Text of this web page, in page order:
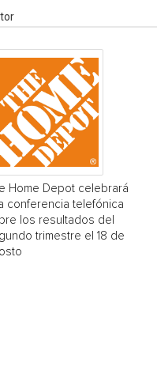
Home Depot celebrará
conferencia telefónica
los resultados del
trimestre el 18 de